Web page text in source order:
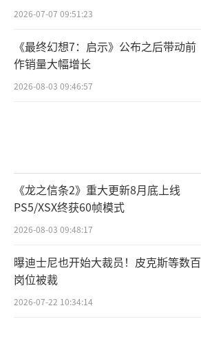
2026-07-07 09:51:23
《最终幻想7：启示》公布之后带动前
作销量大幅增长
2026-08-03 09:46:57
《龙之信条2》重大更新8月底上线
PS5/XSX终获60帧模式
2026-08-03 09:48:17
曝迪士尼也开始大裁员！皮克斯等数百
岗位被裁
2026-07-22 10:34:14